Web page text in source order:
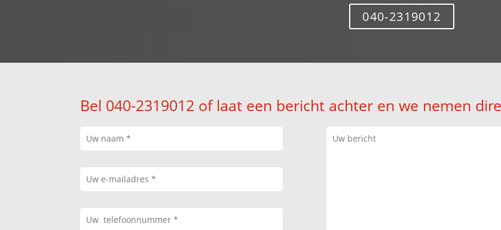
040-2319012
Bel 040-2319012 of laat een bericht achter en we nemen